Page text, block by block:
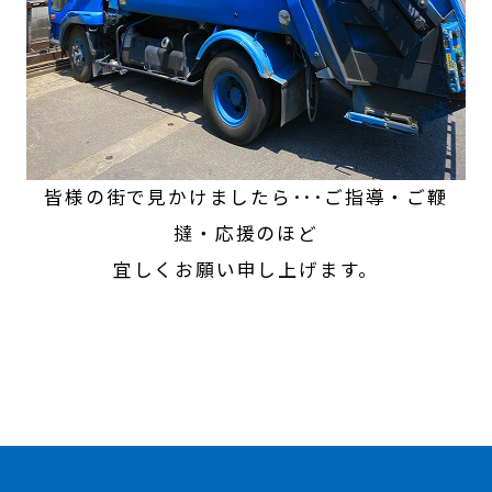
皆様の街で見かけましたら･･･ご指導・ご鞭
撻・応援のほど
宜しくお願い申し上げます。